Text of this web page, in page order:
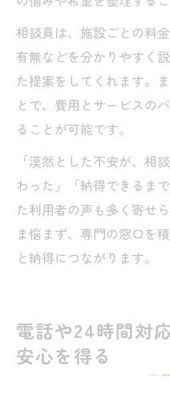
相談員は、施設ごとの料
有無などを分かりやすく
た提案をしてくれます。
とで、費用とサービスの
ることが可能です。
「漠然とした不安が、相
わった」「納得できるま
た利用者の声も多く寄せ
ま悩まず、専門の窓口を
と納得につながります。
電話や24時間対
安心を得る